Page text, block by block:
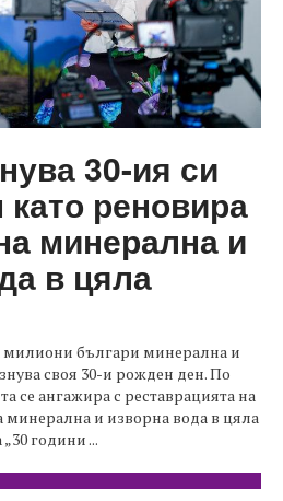
30-ия си
реновира
минерална и
в цяла
милиони българи минерална и
своя 30-и рожден ден. По
се ангажира с реставрацията на
минерална и изворна вода в цяла
години ...